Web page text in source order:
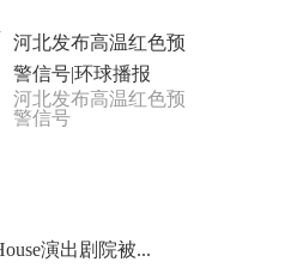
河北发布高温红色预
警信号|环球播报
河北发布高温红色预
警信号
演出剧院被...